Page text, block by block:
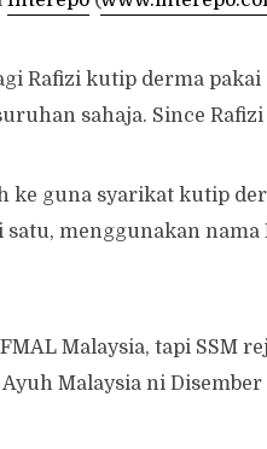
Rafizi kutip derma
sahaja. Since
ke guna syarikat kutip
satu, menggunakan
Malaysia, tapi SSM
Malaysia ni Disember